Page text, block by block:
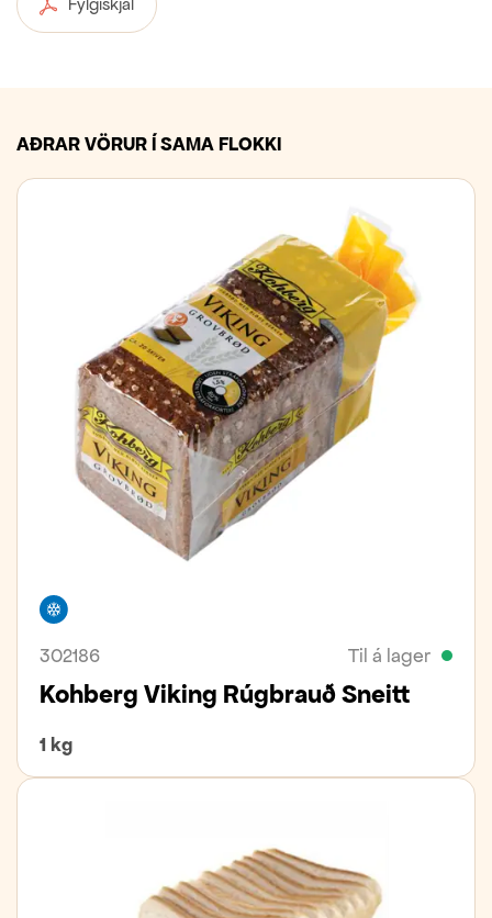
AÐRAR VÖRUR Í SAMA FLOKKI
302186 Til á lager
Kohberg Viking Rúgbrauð Sneitt
1 kg